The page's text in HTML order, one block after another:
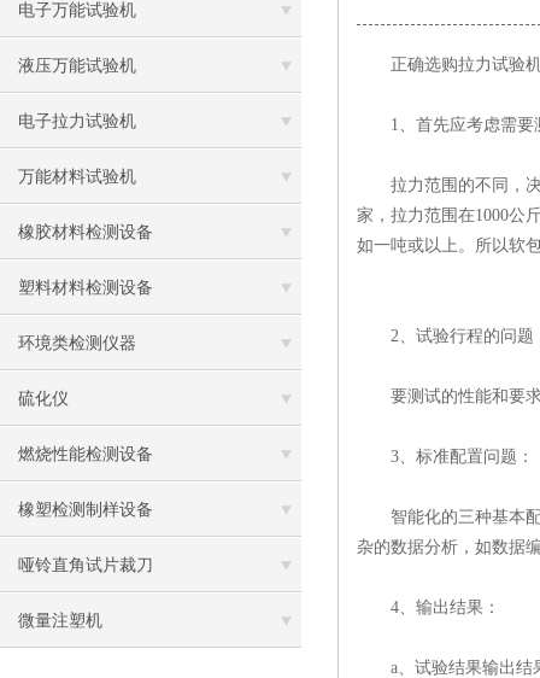
电子万能试验机
液压万能试验机
电子拉力试验机
万能材料试验机
橡胶材料检测设备
塑料材料检测设备
环境类检测仪器
硫化仪
燃烧性能检测设备
橡塑检测制样设备
哑铃直角试片裁刀
微量注塑机
正确选购拉力试验机
1、首先应考虑需要
拉力范围的不同，决
家，拉力范围在1000公
如一吨或以上。所以软
2、试验行程的问题
要测试的性能和要求
3、标准配置问题：
智能化的三种基本配
杂的数据分析，如数据
4、输出结果：
a、试验结果输出结果